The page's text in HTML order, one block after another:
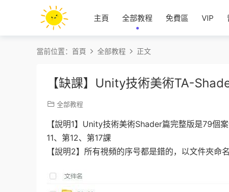
主頁 全部教程 免費區 VIP
當前位置： 首頁 全部教程 正文
【缺課】Unity技術美術TA-
全部教程
【說明1】Unity技術美術Shader篇完整版是79個
11、第12、第17課
【說明2】所有視頻的序号都是錯的，以文件夾